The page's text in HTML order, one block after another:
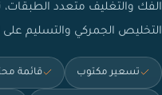
الفك والتغليف متعدد الطبقات،
التخليص الجمركي والتسليم على
تسعير مكتوب قائمة